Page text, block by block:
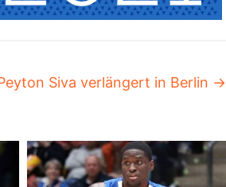
Siva verlängert in Berlin →